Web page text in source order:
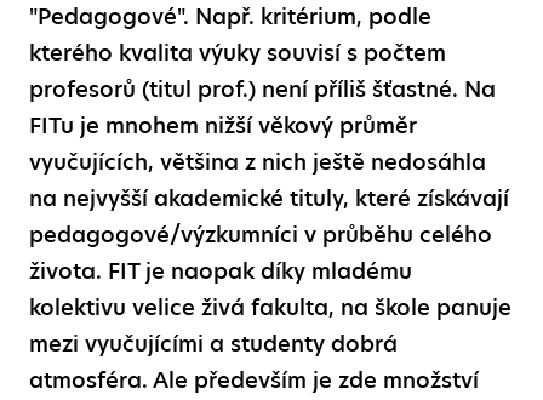
"Pedagogové". Např. kritérium, podle
kterého kvalita výuky souvisí s počtem
profesorů (titul prof.) není příliš šťastné. Na
FITu je mnohem nižší věkový průměr
vyučujících, většina z nich ještě nedosáhla
na nejvyšší akademické tituly, které získávají
pedagogové/výzkumníci v průběhu celého
života. FIT je naopak díky mladému
kolektivu velice živá fakulta, na škole panuje
mezi vyučujícími a studenty dobrá
atmosféra. Ale především je zde množství